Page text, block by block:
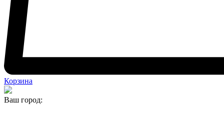
Корзина
Ваш город: